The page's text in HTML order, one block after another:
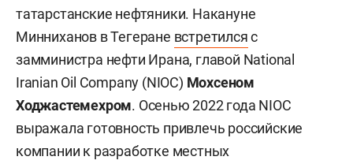
татарстанские нефтяники. Накануне
Минниханов в Тегеране встретилсяс
замминистра нефти Ирана, главой National
Iranian Oil Company (NIOC) Мохсеном
Ходжастемехром. Осенью 2022 года NIOC
выражала готовность привлечь российские
компании к разработке местных